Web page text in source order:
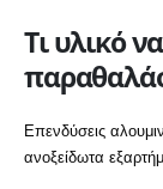
Τι υλικό
Επενδύσεις
ανοξείδωτα